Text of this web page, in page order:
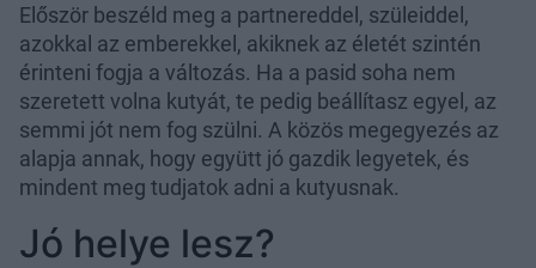
Először beszéld meg a partnereddel, szüleiddel,
azokkal az emberekkel, akiknek az életét szintén
érinteni fogja a változás. Ha a pasid soha nem
szeretett volna kutyát, te pedig beállítasz egyel, az
semmi jót nem fog szülni. A közös megegyezés az
alapja annak, hogy együtt jó gazdik legyetek, és
mindent meg tudjatok adni a kutyusnak.
Jó helye lesz?